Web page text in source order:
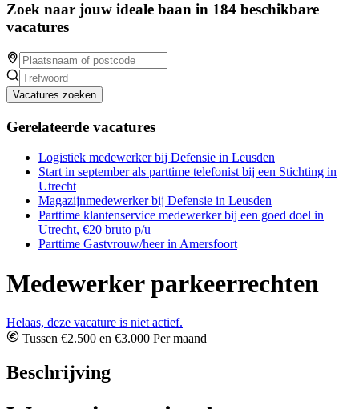
Zoek naar jouw ideale baan in 184 beschikbare
vacatures
Vacatures zoeken
Gerelateerde vacatures
Logistiek medewerker bij Defensie in Leusden
Start in september als parttime telefonist bij een Stichting in
Utrecht
Magazijnmedewerker bij Defensie in Leusden
Parttime klantenservice medewerker bij een goed doel in
Utrecht, €20 bruto p/u
Parttime Gastvrouw/heer in Amersfoort
Medewerker parkeerrechten
Helaas, deze vacature is niet actief.
Tussen €2.500 en €3.000 Per maand
Beschrijving